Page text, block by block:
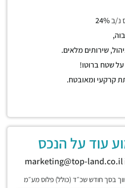
נ/ב
עוד על הנכס
בסך חודש שכ״ד (כולל) פלוס מע״מ